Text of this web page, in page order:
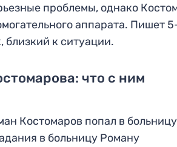
проблемы, однако
аппарата. Пишет
близкий к ситуации.
что с ним
Костомаров попал в
в больницу Роману